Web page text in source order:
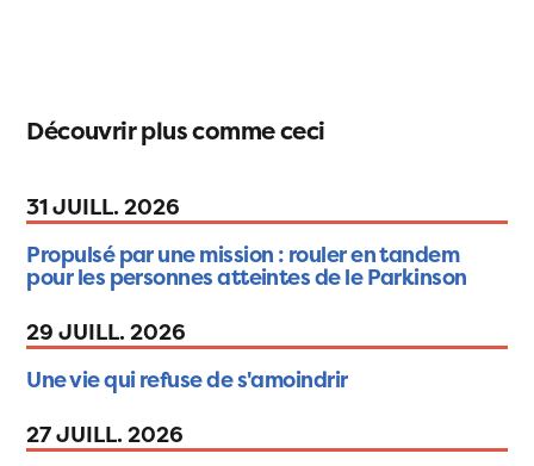
Découvrir plus comme ceci
31 JUILL. 2026
Propulsé par une mission : rouler en tandem
pour les personnes atteintes de le Parkinson
29 JUILL. 2026
Une vie qui refuse de s'amoindrir
27 JUILL. 2026